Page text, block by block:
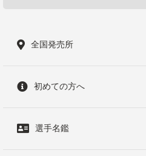
全国発売所
初めての方へ
選手名鑑